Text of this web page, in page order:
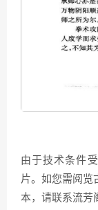
由于技术条件
片。如您需阅览
本，请联系流芳